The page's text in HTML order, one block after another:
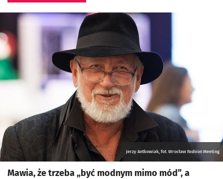
Kliknij, aby powiększyć
Jerzy Antkowiak, fot. Wrocław Fashion Meeting
Mawia, że trzeba „być modnym mimo mód”, a